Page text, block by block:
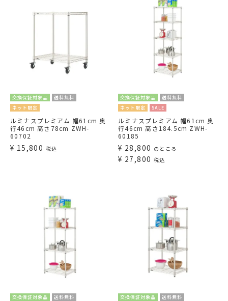
交換保証対象品
送料無料
ネット限定
ルミナスプレミアム 幅61cm 奥
行46cm 高さ78cm ZWH-
60702
¥ 15,800 税込
交換保証対象品
送料無料
ネット限定
SALE
ルミナスプレミアム 幅61cm 奥
行46cm 高さ184.5cm ZWH-
60185
¥ 28,800 のところ
¥ 27,800 税込
交換保証対象品
送料無料
交換保証対象品
送料無料